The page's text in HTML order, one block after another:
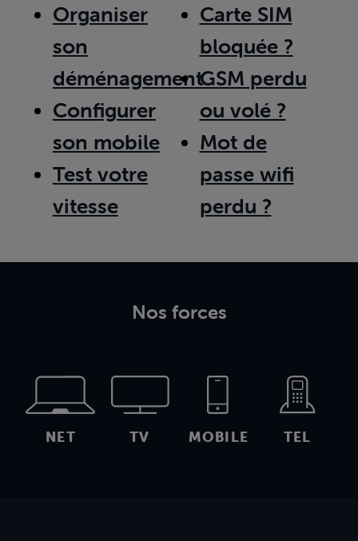
Organiser
son
déménagement
Configurer
son mobile
Test votre
vitesse
Carte SIM
bloquée ?
GSM perdu
ou volé ?
Mot de
passe wifi
perdu ?
Nos forces
NET TV MOBILE TEL